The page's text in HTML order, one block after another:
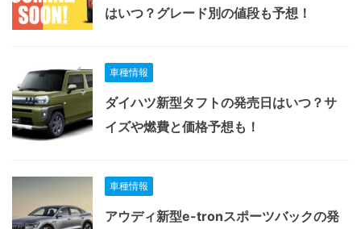
はいつ？グレード別の値段も予想！
車種情報
ダイハツ新型タフトの発売日はいつ？サ
イズや燃費と価格予想も！
車種情報
アウディ新型e-tronスポーツバックの発